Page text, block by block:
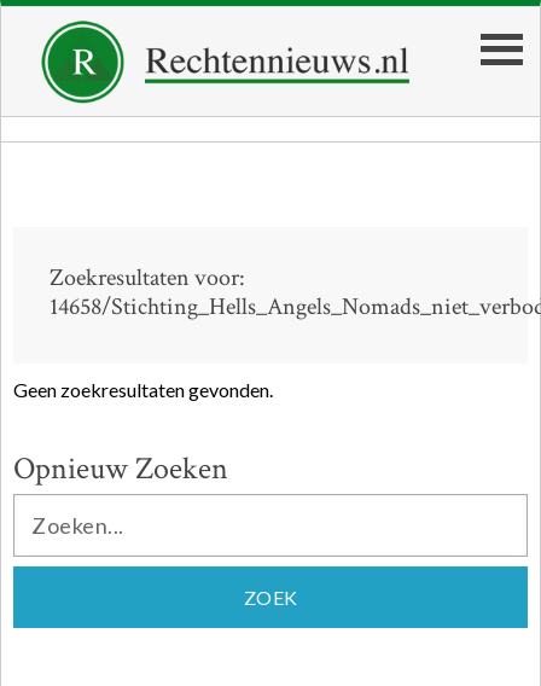
Zoekresultaten voor:
14658/
Geen zoekresultaten gevonden.
Opnieuw Zoeken